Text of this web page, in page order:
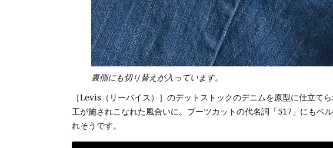
裏側にも切り替えが入っています。
［Levis（リーバイス）］のデットストックのデニムを原型に仕立
工が施されこなれた風合いに。ブーツカットの代名詞「517」にもベ
れそうです。